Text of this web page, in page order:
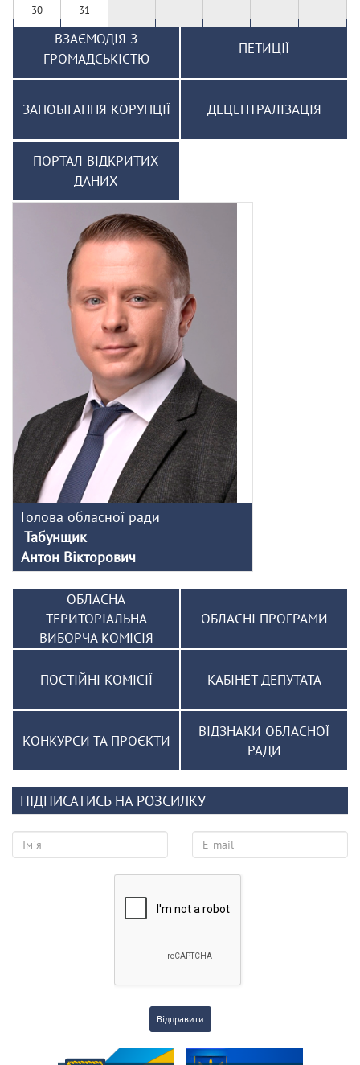
30 31
ВЗАЄМОДІЯ З
ГРОМАДСЬКІСТЮ
ПЕТИЦІЇ
ЗАПОБІГАННЯ КОРУПЦІЇ ДЕЦЕНТРАЛІЗАЦІЯ
ПОРТАЛ ВІДКРИТИХ
ДАНИХ
Голова обласної ради
Табунщик
Антон Вікторович
ОБЛАСНА
ТЕРИТОРІАЛЬНА
ВИБОРЧА КОМІСІЯ
ОБЛАСНІ ПРОГРАМИ
ПОСТІЙНІ КОМІСІЇ КАБІНЕТ ДЕПУТАТА
КОНКУРСИ ТА ПРОЄКТИ
ВІДЗНАКИ ОБЛАСНОЇ
РАДИ
ПІДПИСАТИСЬ НА РОЗСИЛКУ
Відправити